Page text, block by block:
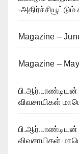
-
Magazine –
Magazine –
விவசாயிகள்
விவசாயிகள்